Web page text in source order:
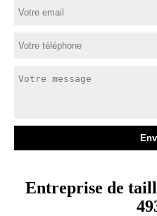
Entreprise de